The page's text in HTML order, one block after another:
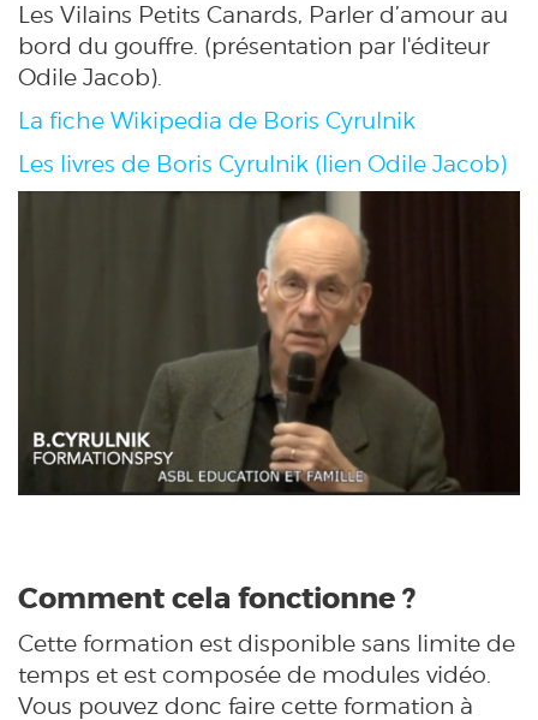
Les Vilains Petits Canards, Parler d’amour au
bord du gouffre. (présentation par l'éditeur
Odile Jacob).
La fiche Wikipedia de Boris Cyrulnik
Les livres de Boris Cyrulnik (lien Odile Jacob)
Comment cela fonctionne ?
Cette formation est disponible sans limite de
temps et est composée de modules vidéo.
Vous pouvez donc faire cette formation à